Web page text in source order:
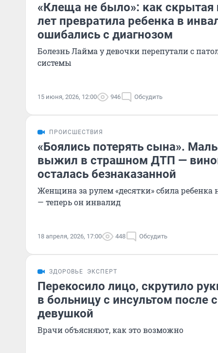
«Клеща не было»: как скрытая
лет превратила ребенка в
ошибались с диагнозом
Болезнь Лайма у девочки перепутали с
системы
15 июня, 2026, 12:00 946 Обсудить
ПРОИСШЕСТВИЯ
«Боялись потерять сына».
выжил в страшном ДТП —
осталась безнаказанной
Женщина за рулем «десятки» сбила ребенка
— теперь он инвалид
18 апреля, 2026, 17:00 448 Обсудить
ЗДОРОВЬЕ ЭКСПЕРТ
Перекосило лицо, скрутило
в больницу с инсультом после
девушкой
Врачи объясняют, как это возможно